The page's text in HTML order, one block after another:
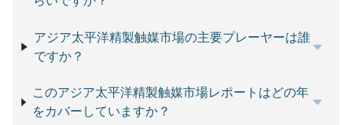
アジア太平洋精製触媒市場の主要プレーヤーは誰
ですか？
このアジア太平洋精製触媒市場レポートはどの年
をカバーしていますか？